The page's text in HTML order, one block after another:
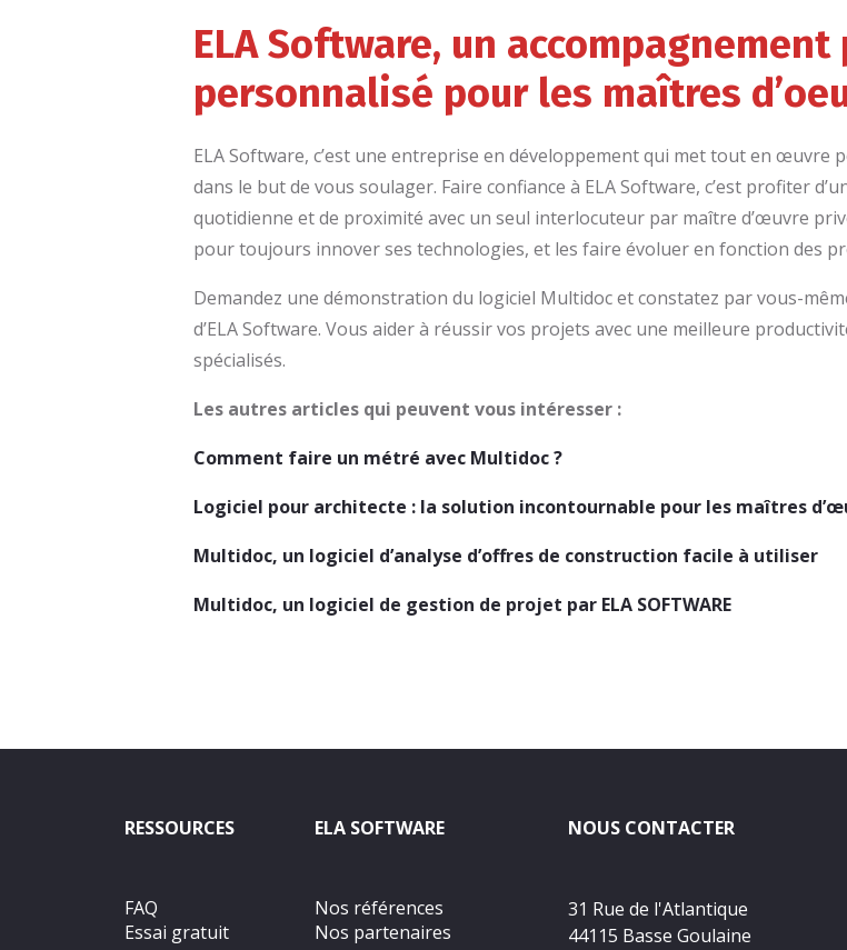
ELA Software, un
personnalisé pour les maîtres
ELA Software, c’est une entreprise en développement qui met tout en
dans le but de vous soulager. Faire confiance à ELA Software, c’est profiter
quotidienne et de proximité avec un seul interlocuteur par maître d’œuvre
pour toujours innover ses technologies, et les faire évoluer en fonction des
Demandez une démonstration du logiciel Multidoc et constatez par vous-
d’ELA Software. Vous aider à réussir vos projets avec une meilleure
spécialisés.
Les autres articles qui peuvent vous intéresser :
Comment faire un métré avec Multidoc ?
Logiciel pour architecte : la solution incontournable pour les maîtres
Multidoc, un logiciel d’analyse d’offres de construction facile à utiliser
Multidoc, un logiciel de gestion de projet par ELA SOFTWARE
RESSOURCES
FAQ
Essai gratuit
ELA SOFTWARE
Nos références
Nos partenaires
NOUS CONTACTER
31 Rue de l'Atlantique
44115 Basse Goulaine